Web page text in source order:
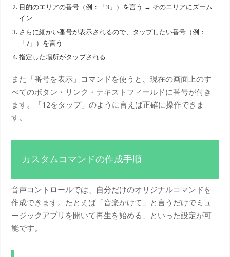
目的のエリアの番号（例：「3」）を言う → そのエリアにズーム
イン
さらに細かい番号が表示されるので、タップしたい番号（例：
「7」）を言う
指定した場所がタップされる
また「番号を表示」コマンドを使うと、現在の画面上のす
べてのボタン・リンク・テキストフィールドに番号が付き
ます。「12をタップ」のように言えば正確に操作できま
す。
カスタムコマンドの作成手順
音声コントロールでは、自分だけのオリジナルコマンドを
作成できます。たとえば「音楽かけて」と言うだけでミュ
ージックアプリを開いて再生を始める、といった設定が可
能です。